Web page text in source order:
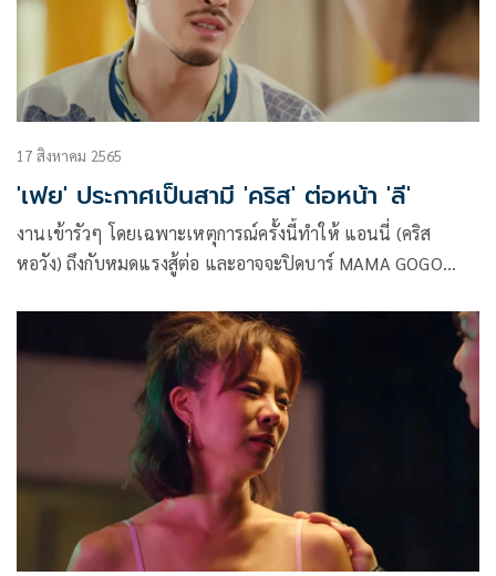
17 สิงหาคม 2565
'เฟย' ประกาศเป็นสามี 'คริส' ต่อหน้า 'ลี'
งานเข้ารัวๆ โดยเฉพาะเหตุการณ์ครั้งนี้ทำให้ แอนนี่ (คริส
หอวัง) ถึงกับหมดแรงสู้ต่อ และอาจจะปิดบาร์ MAMA GOGO
อีกคน แต่แล้ว แอนนี่ ก็ต้องปวดหัวเพิ่มขึ้นอีก เมื่อ โดม(เฟย
ภัทร) กลับมาขอคืนดี และขอโอกาสเป็นพ่อที่ดีให้ ฟีฟ่า (ไซซี อภิ
แถม โดม ยังตาม แอนนี่ มาทำงานที่บาร์โฮสต์ พร้อมประกาศตัว